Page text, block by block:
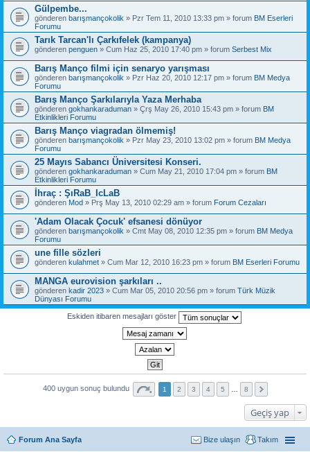
Gülpembe...
gönderen barışmançokolik » Pzr Tem 11, 2010 13:33 pm » forum BM Eserleri
Forumu
Tarık Tarcan'lı Çarkıfelek (kampanya)
gönderen penguen » Cum Haz 25, 2010 17:40 pm » forum Serbest Mix
Barış Manço filmi için senaryo yarışması
gönderen barışmançokolik » Pzr Haz 20, 2010 12:17 pm » forum BM Medya
Forumu
Barış Manço Şarkılarıyla Yaza Merhaba
gönderen gokhankaraduman » Çrş May 26, 2010 15:43 pm » forum BM
Etkinlikleri Forumu
Barış Manço viagradan ölmemiş!
gönderen barışmançokolik » Pzr May 23, 2010 13:02 pm » forum BM Medya
Forumu
25 Mayıs Sabancı Üniversitesi Konseri.
gönderen gokhankaraduman » Cum May 21, 2010 17:04 pm » forum BM
Etkinlikleri Forumu
İhraç : ŞıRaB_IcLaB
gönderen Mod » Prş May 13, 2010 02:29 am » forum Forum Cezaları
'Adam Olacak Çocuk' efsanesi dönüyor
gönderen barışmançokolik » Cmt May 08, 2010 12:35 pm » forum BM Medya
Forumu
une fille sözleri
gönderen kulahmet » Cum Mar 12, 2010 16:23 pm » forum BM Eserleri Forumu
MANGA eurovision şarkıları ..
gönderen kadir 2023 » Cum Mar 05, 2010 20:56 pm » forum Türk Müzik
Dünyası Forumu
Eskiden itibaren mesajları göster
400 uygun sonuç bulundu 1 2 3 4 5 8
Geçiş yap
Forum Ana Sayfa Takım
Bize ulaşın